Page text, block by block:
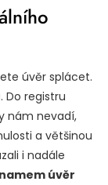
úvěr splácet.
Do registru
nám nevadí,
a většinou
i nadále
úvěr